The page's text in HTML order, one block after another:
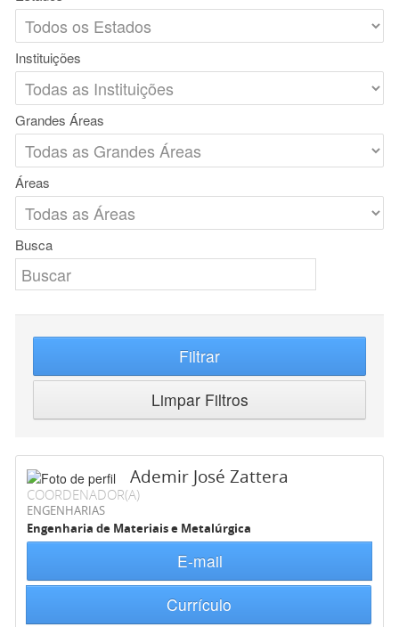
Instituições
Grandes Áreas
Áreas
Busca
Filtrar
Limpar Filtros
Ademir José Zattera
COORDENADOR(A)
ENGENHARIAS
Engenharia de Materiais e Metalúrgica
E-mail
Currículo